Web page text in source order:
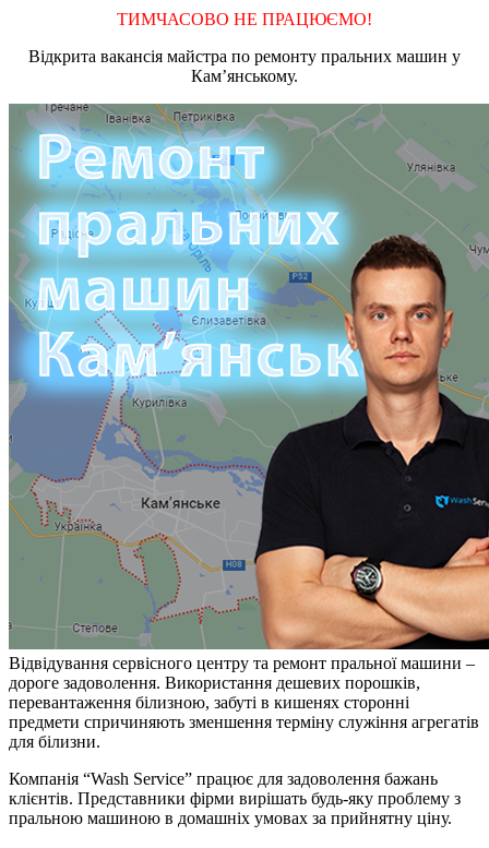
ТИМЧАСОВО НЕ ПРАЦЮЄМО!
Відкрита вакансія майстра по ремонту пральних машин у
Кам’янському.
Відвідування сервісного центру та ремонт пральної машини –
дороге задоволення. Використання дешевих порошків,
перевантаження білизною, забуті в кишенях сторонні
предмети спричиняють зменшення терміну служіння агрегатів
для білизни.
Компанія “Wash Service” працює для задоволення бажань
клієнтів. Представники фірми вирішать будь-яку проблему з
пральною машиною в домашніх умовах за прийнятну ціну.